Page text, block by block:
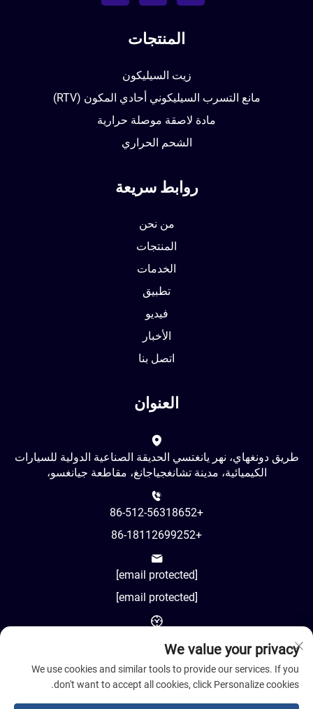
المنتجات
زيت السيليكون
مانع التسرب السيليكوني أحادي المكون (RTV)
مادة لاصقة موصلة حرارية
الشحم الحراري
روابط سريعة
من نحن
المنتجات
الخدمات
تطبيق
فيديو
الأخبار
اتصل بنا
العنوان
طريق دونغهاي، نهر يانغتسي الحديقة الصناعية الدولية للسيارات
الكيميائية، مدينة تشانغجياجانغ، مقاطعة جيانغسو،
+86-512-56318652
+86-18112699252
[email protected]
[email protected]
We value your privacy
We use cookies and similar tools to provide our services. If you
don't want to accept all cookies, click Personalize cookies.